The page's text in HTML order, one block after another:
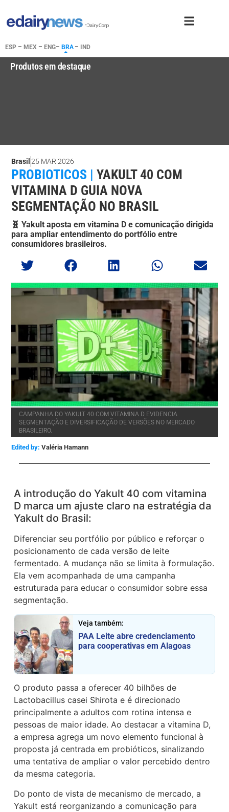
ESP – MEX – ENG– BRA– IND
Produtos em destaque
Brasil 25 MAR 2026
PROBIOTICOS | YAKULT 40 COM
VITAMINA D GUIA NOVA
SEGMENTAÇÃO NO BRASIL
🧬 Yakult aposta em vitamina D e comunicação dirigida
para ampliar entendimento do portfólio entre
consumidores brasileiros.
CAMPANHA DO YAKULT 40 COM VITAMINA D EVIDENCIA
SEGMENTAÇÃO E DIVERSIFICAÇÃO DE VERSÕES NO MERCADO
BRASILEIRO.
Edited by: Valéria Hamann
A introdução do Yakult 40 com vitamina
D marca um ajuste claro na estratégia da
Yakult do Brasil:
Diferenciar seu portfólio por público e reforçar o
posicionamento de cada versão de leite
fermentado. A mudança não se limita à formulação.
Ela vem acompanhada de uma campanha
estruturada para educar o consumidor sobre essa
segmentação.
Veja também:
PAA Leite abre credenciamento
para cooperativas em Alagoas
O produto passa a oferecer 40 bilhões de
Lactobacillus casei Shirota e é direcionado
principalmente a adultos com rotina intensa e
pessoas de maior idade. Ao destacar a vitamina D,
a empresa agrega um novo elemento funcional à
proposta já centrada em probióticos, sinalizando
uma tentativa de ampliar o valor percebido dentro
da mesma categoria.
Do ponto de vista de mecanismo de mercado, a
Yakult está reorganizando a comunicação para